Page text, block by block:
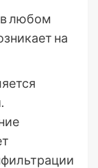
любом
на